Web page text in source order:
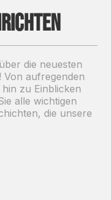
die neuesten
Von aufregenden
zu Einblicken
alle wichtigen
die unsere